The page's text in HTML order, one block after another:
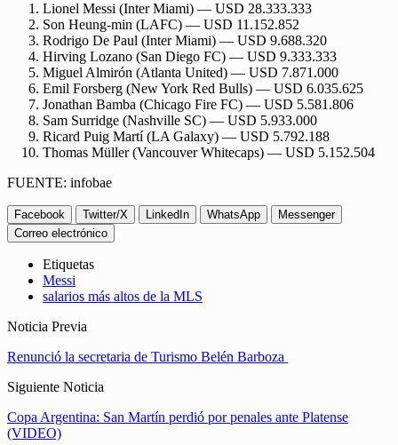
Lionel Messi (Inter Miami) — USD 28.333.333
Son Heung-min (LAFC) — USD 11.152.852
Rodrigo De Paul (Inter Miami) — USD 9.688.320
Hirving Lozano (San Diego FC) — USD 9.333.333
Miguel Almirón (Atlanta United) — USD 7.871.000
Emil Forsberg (New York Red Bulls) — USD 6.035.625
Jonathan Bamba (Chicago Fire FC) — USD 5.581.806
Sam Surridge (Nashville SC) — USD 5.933.000
Ricard Puig Martí (LA Galaxy) — USD 5.792.188
Thomas Müller (Vancouver Whitecaps) — USD 5.152.504
FUENTE: infobae
Facebook Twitter/X LinkedIn WhatsApp
Messenger
Correo electrónico
Etiquetas
Messi
salarios más altos de la MLS
Noticia Previa
Renunció la secretaria de Turismo Belén Barboza
Siguiente Noticia
Copa Argentina: San Martín perdió por penales ante Platense
(VIDEO)